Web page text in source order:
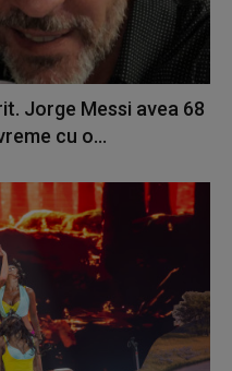
Jorge Messi avea 68
cu o...